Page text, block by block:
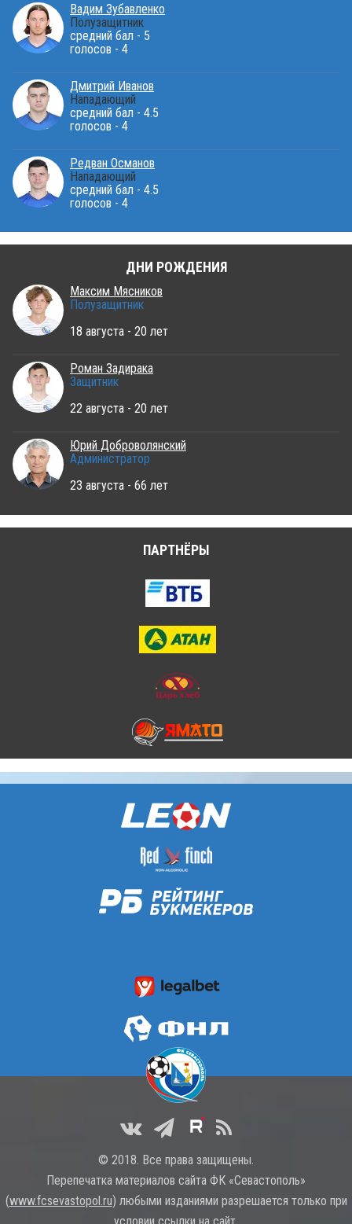
Вадим Зубавленко
Полузащитник
средний бал - 5
голосов - 4
Дмитрий Иванов
Нападающий
средний бал - 4.5
голосов - 4
Редван Османов
Нападающий
средний бал - 4.5
голосов - 4
ДНИ РОЖДЕНИЯ
Максим Мясников
Полузащитник
18 августа - 20 лет
Роман Задирака
Защитник
22 августа - 20 лет
Юрий Доброволянский
Администратор
23 августа - 66 лет
ПАРТНЁРЫ
© 2018. Все права защищены.
Перепечатка материалов сайта ФК «Севастополь»
(www.fcsevastopol.ru) любыми изданиями разрешается только при
условии ссылки на сайт.